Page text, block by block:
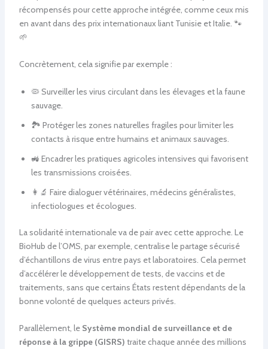
récompensés pour cette approche intégrée, comme ceux mis
en avant dans des prix internationaux liant Tunisie et Italie. 🐾
🌱
Concrètement, cela signifie par exemple :
🦠 Surveiller les virus circulant dans les élevages et la faune
sauvage.
🏞️ Protéger les zones naturelles fragiles pour limiter les
contacts à risque entre humains et animaux sauvages.
🚜 Encadrer les pratiques agricoles intensives qui favorisent
les transmissions croisées.
👩‍🔬 Faire dialoguer vétérinaires, médecins généralistes,
infectiologues et écologues.
La solidarité internationale va de pair avec cette approche. Le
BioHub de l’OMS, par exemple, centralise le partage sécurisé
d’échantillons de virus entre pays et laboratoires. Cela permet
d’accélérer le développement de tests, de vaccins et de
traitements, sans que certains États restent dépendants de la
bonne volonté de quelques acteurs privés.
Parallèlement, le Système mondial de surveillance et de
réponse à la grippe (GISRS) traite chaque année des millions